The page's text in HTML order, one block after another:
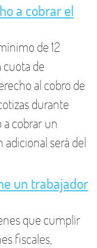
a cobrar el
de 12
cuota de
al cobro de
durante
a cobrar un
adicional será del
un trabajador
que cumplir
fiscales,